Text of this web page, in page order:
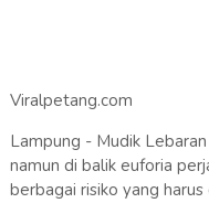
Viralpetang.com
Lampung - Mudik
namun di balik euforia
berbagai risiko yang